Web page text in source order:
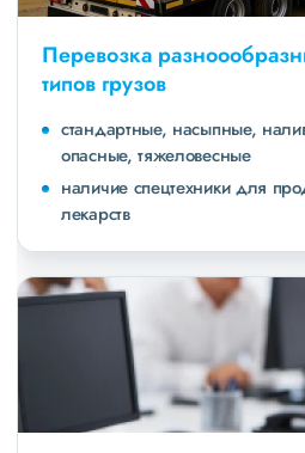
Перевозка
типов грузов
стандартные, насыпные,
опасные, тяжеловесные
наличие спецтехники для
лекарств